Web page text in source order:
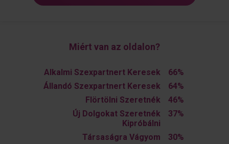
Miért van az oldalon?
Alkalmi Szexpartnert Keresek
66%
Állandó Szexpartnert Keresek
64%
Flörtölni Szeretnék
46%
Új Dolgokat Szeretnék
Kipróbálni
37%
Társaságra Vágyom
30%